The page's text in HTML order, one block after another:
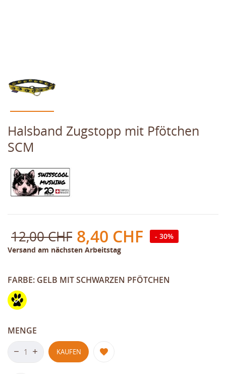
Halsband Zugstopp mit Pfötchen
SCM
12,00 CHF 8,40 CHF
- 30%
Versand am nächsten Arbeitstag
FARBE: GELB MIT SCHWARZEN PFÖTCHEN
Gelb
mit
MENGE
KAUFEN